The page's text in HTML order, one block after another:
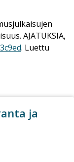
. AJATUKSIA,
. Luettu
ja